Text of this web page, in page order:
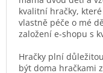
kvalitní hračky,
vlastně péče o mé
založení e-shopu s
Hračky plní
být doma hračkami